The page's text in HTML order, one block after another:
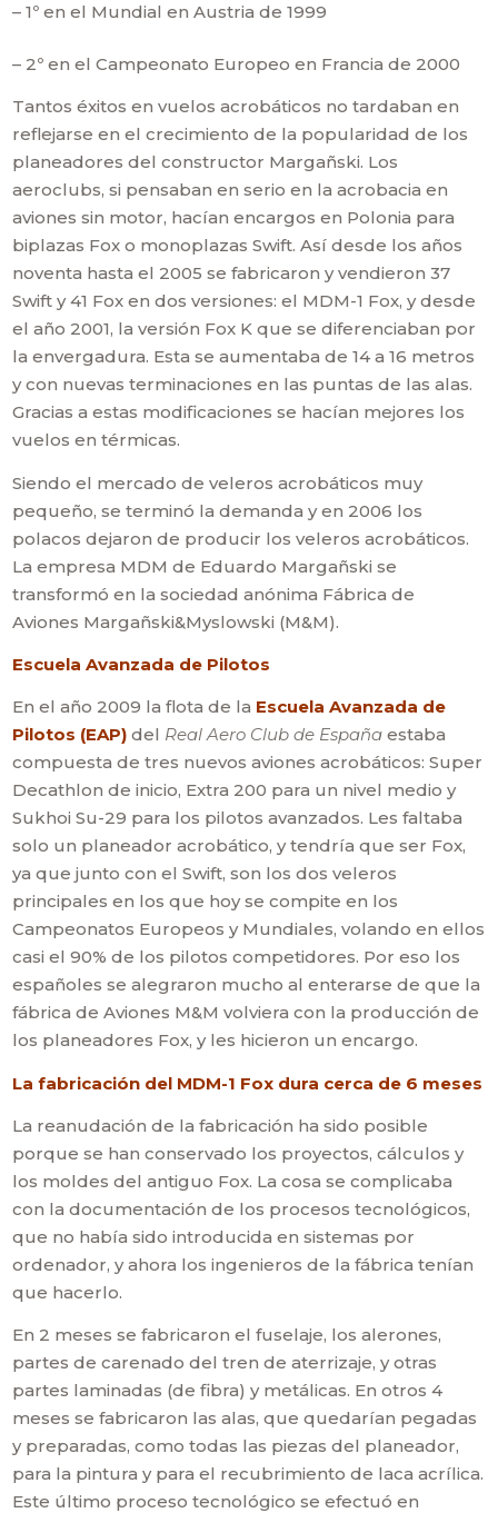
– 1º en el Mundial en Austria de 1999
– 2º en el Campeonato Europeo en Francia de 2000
Tantos éxitos en vuelos acrobáticos no tardaban en
reflejarse en el crecimiento de la popularidad de los
planeadores del constructor Margañski. Los
aeroclubs, si pensaban en serio en la acrobacia en
aviones sin motor, hacían encargos en Polonia para
biplazas Fox o monoplazas Swift. Así desde los años
noventa hasta el 2005 se fabricaron y vendieron 37
Swift y 41 Fox en dos versiones: el MDM-1 Fox, y desde
el año 2001, la versión Fox K que se diferenciaban por
la envergadura. Esta se aumentaba de 14 a 16 metros
y con nuevas terminaciones en las puntas de las alas.
Gracias a estas modificaciones se hacían mejores los
vuelos en térmicas.
Siendo el mercado de veleros acrobáticos muy
pequeño, se terminó la demanda y en 2006 los
polacos dejaron de producir los veleros acrobáticos.
La empresa MDM de Eduardo Margañski se
transformó en la sociedad anónima Fábrica de
Aviones Margañski&Myslowski (M&M).
Escuela Avanzada de Pilotos
En el año 2009 la flota de la Escuela Avanzada de
Pilotos (EAP) del Real Aero Club de España estaba
compuesta de tres nuevos aviones acrobáticos: Super
Decathlon de inicio, Extra 200 para un nivel medio y
Sukhoi Su-29 para los pilotos avanzados. Les faltaba
solo un planeador acrobático, y tendría que ser Fox,
ya que junto con el Swift, son los dos veleros
principales en los que hoy se compite en los
Campeonatos Europeos y Mundiales, volando en ellos
casi el 90% de los pilotos competidores. Por eso los
españoles se alegraron mucho al enterarse de que la
fábrica de Aviones M&M volviera con la producción de
los planeadores Fox, y les hicieron un encargo.
La fabricación del MDM-1 Fox dura cerca de 6 meses
La reanudación de la fabricación ha sido posible
porque se han conservado los proyectos, cálculos y
los moldes del antiguo Fox. La cosa se complicaba
con la documentación de los procesos tecnológicos,
que no había sido introducida en sistemas por
ordenador, y ahora los ingenieros de la fábrica tenían
que hacerlo.
En 2 meses se fabricaron el fuselaje, los alerones,
partes de carenado del tren de aterrizaje, y otras
partes laminadas (de fibra) y metálicas. En otros 4
meses se fabricaron las alas, que quedarían pegadas
y preparadas, como todas las piezas del planeador,
para la pintura y para el recubrimiento de laca acrílica.
Este último proceso tecnológico se efectuó en